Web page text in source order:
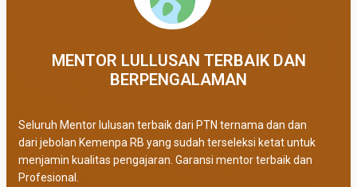
MENTOR LULLUSAN TERBAIK DAN
BERPENGALAMAN
Seluruh Mentor lulusan terbaik dari PTN ternama dan dan
dari jebolan Kemenpa RB yang sudah terseleksi ketat untuk
menjamin kualitas pengajaran. Garansi mentor terbaik dan
Profesional.